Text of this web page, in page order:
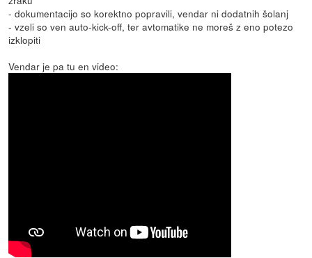
- dokumentacijo so korektno popravili, vendar ni dodatnih šolanj
- vzeli so ven auto-kick-off, ter avtomatike ne moreš z eno potezo
izklopiti
Vendar je pa tu en video: